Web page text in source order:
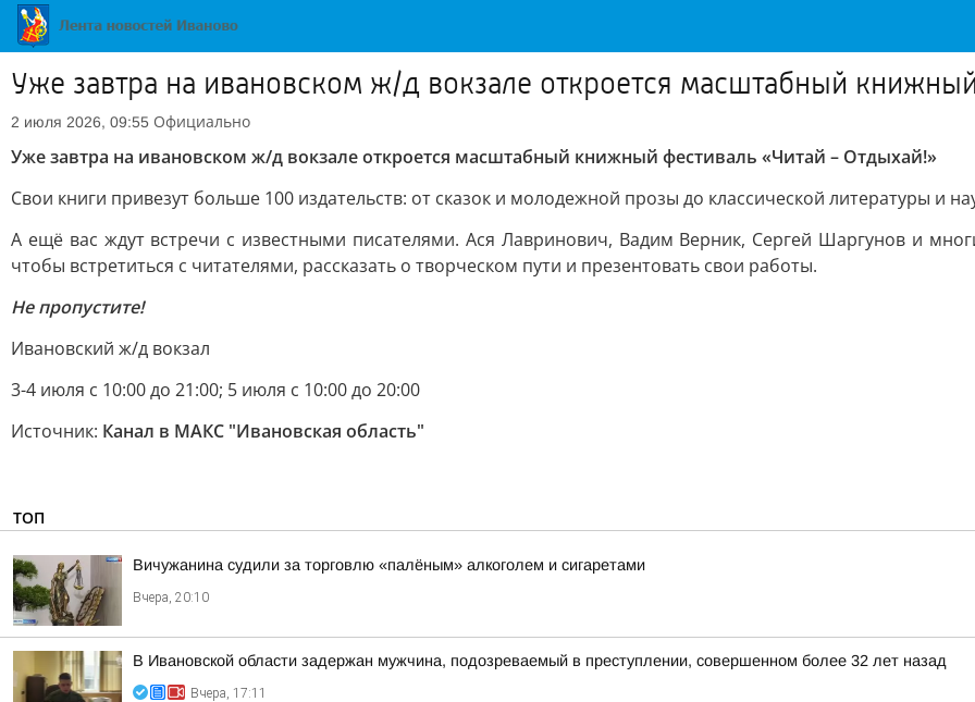
Уже завтра на ивановском ж/д вокзале откроется масштабный
2 июля 2026, 09:55 Официально
Уже завтра на ивановском ж/д вокзале откроется масштабный книжный фестиваль «Читай – Отдыхай!»
Свои книги привезут больше 100 издательств: от сказок и молодежной прозы до классической литературы и
А ещё вас ждут встречи с известными писателями. Ася Лавринович, Вадим Верник, Сергей Шаргунов и
чтобы встретиться с читателями, рассказать о творческом пути и презентовать свои работы.
Не пропустите!
Ивановский ж/д вокзал
3-4 июля с 10:00 до 21:00; 5 июля с 10:00 до 20:00
Источник: Канал в МАКС "Ивановская область"
ТОП
Вичужанина судили за торговлю «палёным» алкоголем и сигаретами
Вчера, 20:10
В Ивановской области задержан мужчина, подозреваемый в преступлении, совершенном более 32 лет назад
Вчера, 17:11